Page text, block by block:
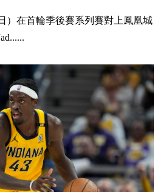
）在首輪季後賽系列賽對上鳳凰城